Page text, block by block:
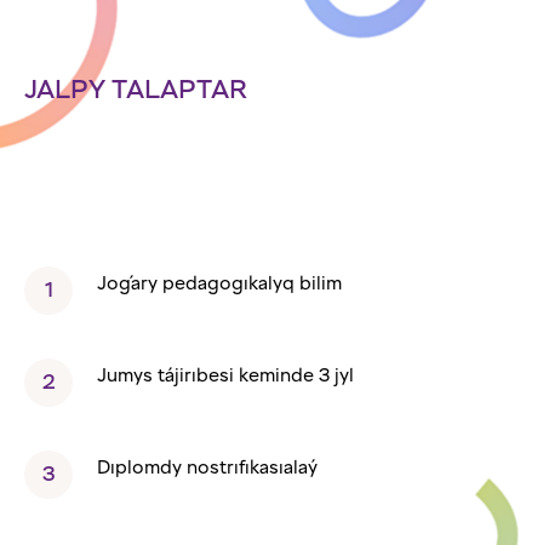
JALPY TALAPTAR
Joǵary pedagogıkalyq bilim
Jumys tájirıbesi keminde 3 jyl
Dıplomdy nostrıfıkasıalaý